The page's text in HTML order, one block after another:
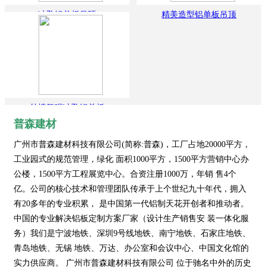
冲孔铝单板吊顶 精美造型铝单板吊顶
外墙氟碳冲孔铝单板
普森建材
广州市普森建材科技有限公司(简称:普森)，工厂占地20000平方，
工业园式的规范管理，绿化 面积1000平方，1500平方营销中心办
公楼，1500平方工程展览中心。合资注册1000万，年销 售4个
亿。公司的核心技术和管理团队传承于上个世纪九十年代，拥入
有20多年的专业积累， 是中国第一代铝制天花开创者和推动者。
中国的专业解决铝板定制方案厂家（设计生产销售安 装一体化服
务）我们是宁波地铁、深圳9号线地铁、南宁地铁、石家庄地铁、
青岛地铁、无锡 地铁、万达、办公室和会议中心、中国文化馆的
实力供应商。 广州市普森建材科技有限公司 位于驰名中外的历史